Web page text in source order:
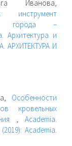
Иванова,
инструмент
города –
Архитектура и
АРХИТЕКТУРА И
Особенности
кровельных
, Academia.
Academia.